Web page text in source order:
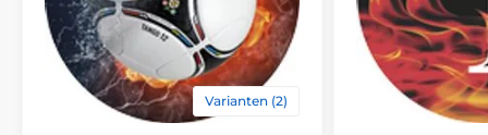
Varianten (2)